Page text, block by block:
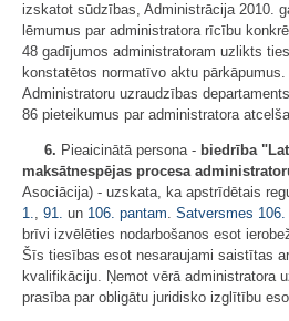
izskatot sūdzības, Administrācija 2010.
lēmumus par administratora rīcību
48 gadījumos administratoram uzlikts
konstatētos normatīvo aktu
Administratoru uzraudzības
86 pieteikumus par administratora
6. Pieaicinātā persona - biedrība
maksātnespējas procesa
Asociācija) - uzskata, ka apstrīdētais
1., 91. un 106. pantam. Satversmes
brīvi izvēlēties nodarbošanos esot
Šīs tiesības esot nesaraujami saistītas
kvalifikāciju. Ņemot vērā administratora
prasība par obligātu juridisko izglītību